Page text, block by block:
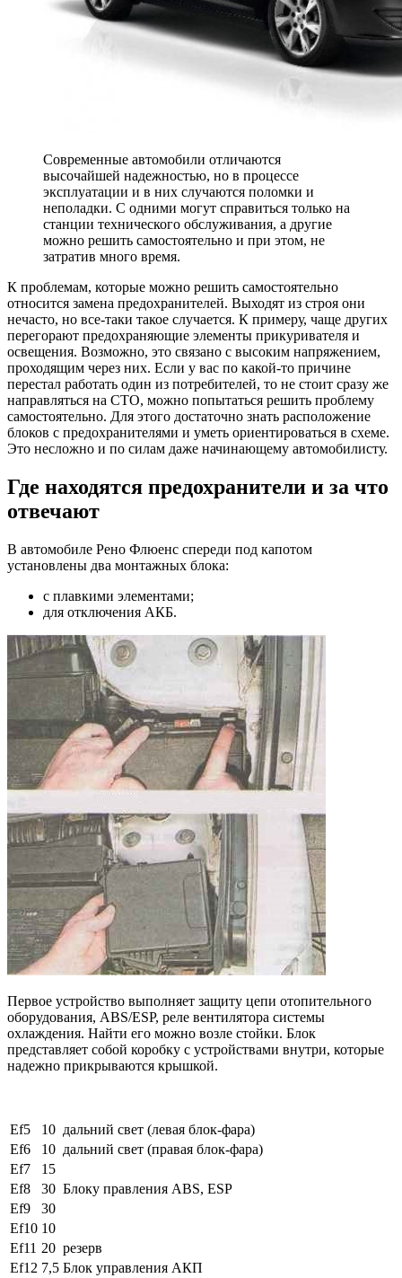
Современные автомобили отличаются
высочайшей надежностью, но в процессе
эксплуатации и в них случаются поломки и
неполадки. С одними могут справиться только на
станции технического обслуживания, а другие
можно решить самостоятельно и при этом, не
затратив много время.
К проблемам, которые можно решить самостоятельно
относится замена предохранителей. Выходят из строя они
нечасто, но все-таки такое случается. К примеру, чаще других
перегорают предохраняющие элементы прикуривателя и
освещения. Возможно, это связано с высоким напряжением,
проходящим через них. Если у вас по какой-то причине
перестал работать один из потребителей, то не стоит сразу же
направляться на СТО, можно попытаться решить проблему
самостоятельно. Для этого достаточно знать расположение
блоков с предохранителями и уметь ориентироваться в схеме.
Это несложно и по силам даже начинающему автомобилисту.
Где находятся предохранители и за что
отвечают
В автомобиле Рено Флюенс спереди под капотом
установлены два монтажных блока:
с плавкими элементами;
для отключения АКБ.
Первое устройство выполняет защиту цепи отопительного
оборудования, ABS/ESP, реле вентилятора системы
охлаждения. Найти его можно возле стойки. Блок
представляет собой коробку с устройствами внутри, которые
надежно прикрываются крышкой.
Ef5 10 дальний свет (левая блок-фара)
Ef6
10 дальний свет (правая блок-фара)
Ef7
15
Ef8
30 Блоку правления ABS, ESP
Ef9
30
Ef10 10
Ef11 20 резерв
Ef12 7,5 Блок управления АКП